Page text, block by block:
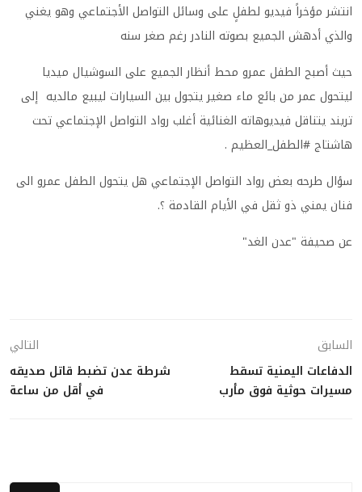
انتشر مؤخراً فيديو لطفلٍ على وسائل التواصل الأجتماعي وهو يغني
والذي أدهش الجميع بصوته النادر رغم صغر سنه
حيث أصبح الطفل عمرو محط أنظار الجميع على السوشيال ميديا
ليتحول عمر من بائع ماء صغير يتجول بين السيارات ليبيع مالديه إلى
تريند يتناقل فيديوهاته الغنائية أغلب رواد التواصل الإجتماعي تحت
هاشتاج #الطفل_العظيم .
سؤال طرحه بعض رواد التواصل الإجتماعي هل يتحول الطفل عمرو الى
فنان يمني ذو ثقل في الأيام القادمة ؟.
عن صحيفة "عدن الغد"
السابق
الدفاعات اليمنية تسقط
مسيرات حوثية فوق مأرب
التالي
شرطة عدن تضبط قاتل صديقه
في أقل من ساعة